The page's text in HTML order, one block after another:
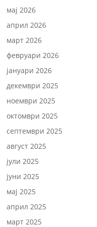
мај 2026
април 2026
март 2026
февруари 2026
јануари 2026
декември 2025
ноември 2025
октомври 2025
септември 2025
август 2025
јули 2025
јуни 2025
мај 2025
април 2025
март 2025